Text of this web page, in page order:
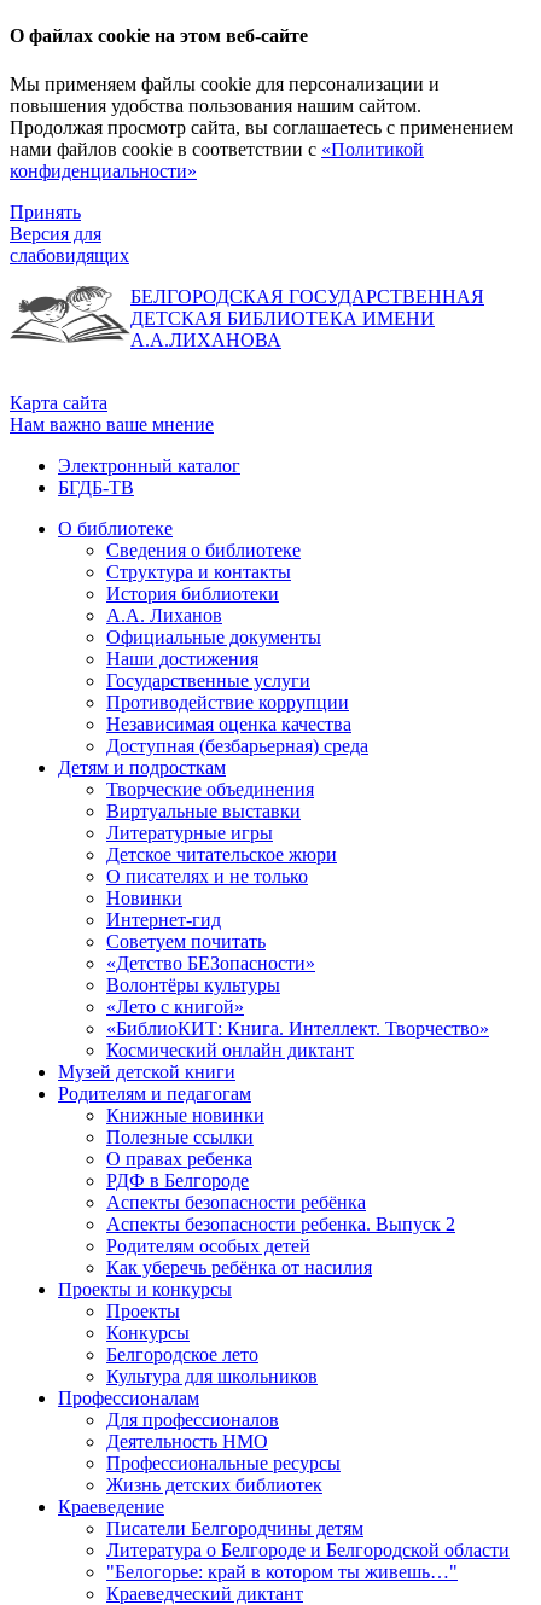
О файлах cookie на этом веб-сайте
Мы применяем файлы cookie для персонализации и
повышения удобства пользования нашим сайтом.
Продолжая просмотр сайта, вы соглашаетесь с применением
нами файлов cookie в соответствии с «Политикой
конфиденциальности»
Принять
Версия для
слабовидящих
БЕЛГОРОДСКАЯ ГОСУДАРСТВЕННАЯ
ДЕТСКАЯ БИБЛИОТЕКА ИМЕНИ
А.А.ЛИХАНОВА
Карта сайта
Нам важно ваше мнение
Электронный каталог
БГДБ-ТВ
О библиотеке
Сведения о библиотеке
Структура и контакты
История библиотеки
А.А. Лиханов
Официальные документы
Наши достижения
Государственные услуги
Противодействие коррупции
Независимая оценка качества
Доступная (безбарьерная) среда
Детям и подросткам
Творческие объединения
Виртуальные выставки
Литературные игры
Детское читательское жюри
О писателях и не только
Новинки
Интернет-гид
Советуем почитать
«Детство БЕЗопасности»
Волонтёры культуры
«Лето с книгой»
«БиблиоКИТ: Книга. Интеллект. Творчество»
Космический онлайн диктант
Музей детской книги
Родителям и педагогам
Книжные новинки
Полезные ссылки
О правах ребенка
РДФ в Белгороде
Аспекты безопасности ребёнка
Аспекты безопасности ребенка. Выпуск 2
Родителям особых детей
Как уберечь ребёнка от насилия
Проекты и конкурсы
Проекты
Конкурсы
Белгородское лето
Культура для школьников
Профессионалам
Для профессионалов
Деятельность НМО
Профессиональные ресурсы
Жизнь детских библиотек
Краеведение
Писатели Белгородчины детям
Литература о Белгороде и Белгородской области
"Белогорье: край в котором ты живешь…"
Краеведческий диктант